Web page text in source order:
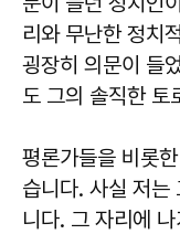
리와 무난한 정치
굉장히 의문이 들
도 그의 솔직한 토
평론가들을 비롯
습니다. 사실 저는
니다. 그 자리에